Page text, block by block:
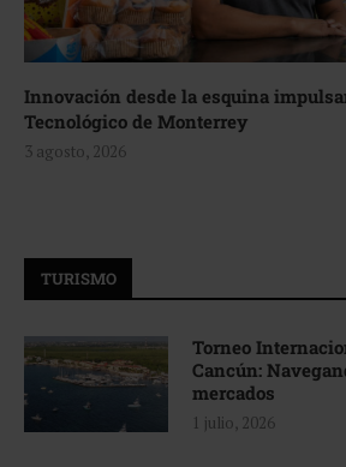
Innovación desde la esquina
Tecnológico de Monterrey
3 agosto, 2026
TURISMO
Torneo
Cancún:
mercados
1 julio, 2026